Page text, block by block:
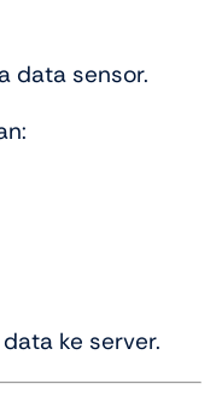
data sensor.
ke server.